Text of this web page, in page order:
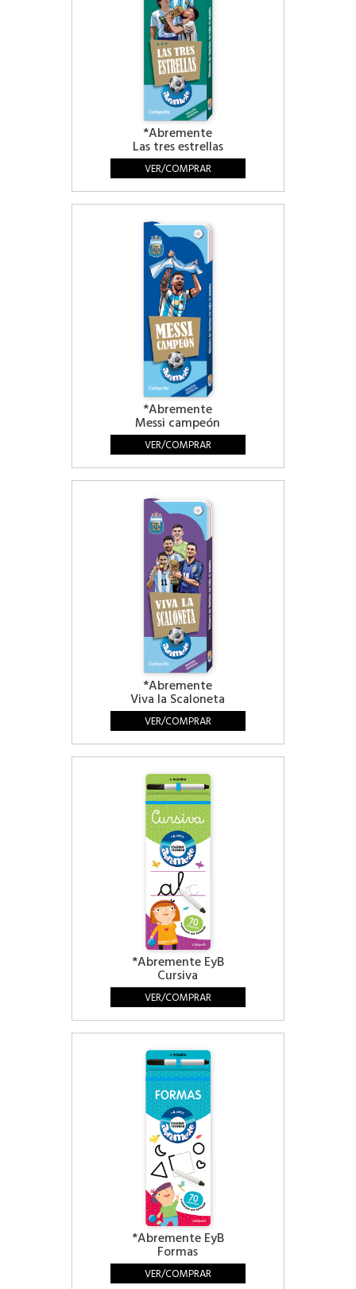
*Abremente
Las tres estrellas
VER/COMPRAR
*Abremente
Messi campeón
VER/COMPRAR
*Abremente
Viva la Scaloneta
VER/COMPRAR
*Abremente EyB
Cursiva
VER/COMPRAR
*Abremente EyB
Formas
VER/COMPRAR